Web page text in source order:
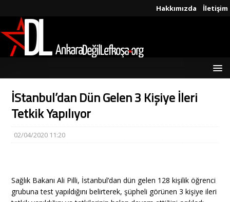
Hakkımızda İletişim
İStanbul’dan Dün Gelen 3 Kişiye İleri
Tetkik Yapılıyor
02/04/2020 11:20
Sağlık Bakanı Ali Pilli, İstanbul’dan dün gelen 128 kişilik öğrenci
grubuna test yapıldığını belirterek, şüpheli görünen 3 kişiye ileri